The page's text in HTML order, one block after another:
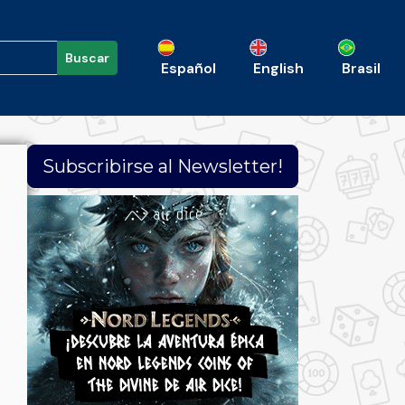
Buscar
Español English Brasil
Subscribirse al Newsletter!